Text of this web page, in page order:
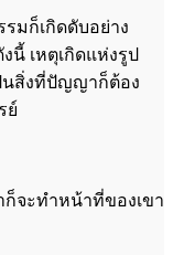
มก็เกิดดับอย่าง
นี้ เหตุเกิดแห่งรูป
นสิ่งที่ปัญญาก็ต้อง
ย์
จะทำหน้าที่ของเขา